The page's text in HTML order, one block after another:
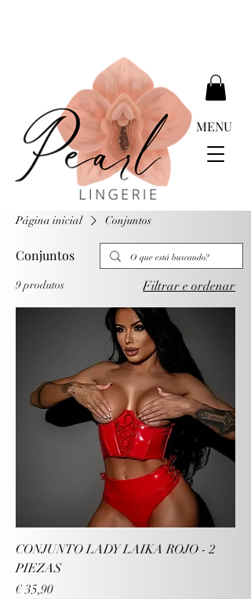
MENU
Página inicial Conjuntos
Conjuntos
9 produtos Filtrar e ordenar
CONJUNTO LADY LAIKA ROJO - 2
PIEZAS
Preço
€ 35,90